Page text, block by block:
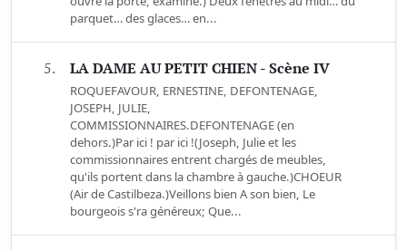
parquet… des glaces… en...
5. LA DAME AU PETIT CHIEN - Scène IV
ROQUEFAVOUR, ERNESTINE, DEFONTENAGE,
JOSEPH, JULIE,
COMMISSIONNAIRES.DEFONTENAGE (en
dehors.)Par ici ! par ici !(Joseph, Julie et les
commissionnaires entrent chargés de meubles,
qu'ils portent dans la chambre à gauche.)CHOEUR
(Air de Castilbeza.)Veillons bien A son bien, Le
bourgeois s'ra généreux; Que...